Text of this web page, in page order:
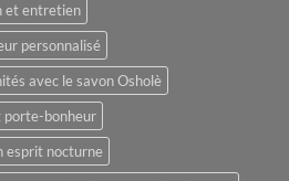
et entretien
personnalisé
avec le savon Osholè
porte-bonheur
esprit nocturne